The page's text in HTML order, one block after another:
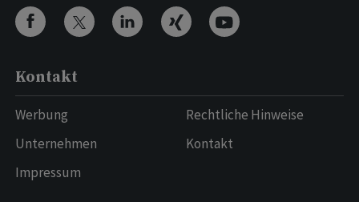
Kontakt
Werbung
Unternehmen
Impressum
Rechtliche Hinweise
Kontakt